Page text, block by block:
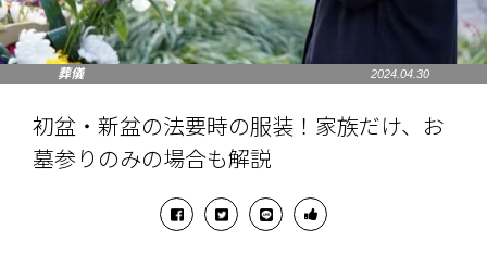
葬儀 2024.04.30
初盆・新盆の法要時の服装！家族だけ、お
墓参りのみの場合も解説